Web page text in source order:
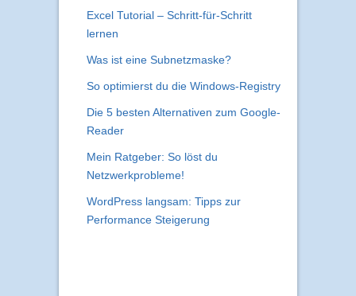
Excel Tutorial – Schritt-für-Schritt
lernen
Was ist eine Subnetzmaske?
So optimierst du die Windows-Registry
Die 5 besten Alternativen zum Google-
Reader
Mein Ratgeber: So löst du
Netzwerkprobleme!
WordPress langsam: Tipps zur
Performance Steigerung